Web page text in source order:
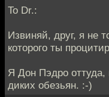
To Dr.:
Извиняй, друг, я не
которого ты
Я Дон Пэдро оттуда,
диких обезьян. :-)